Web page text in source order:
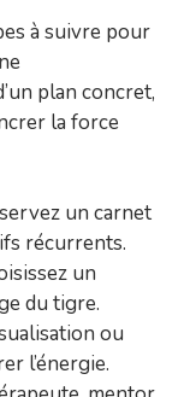
à suivre pour
plan concret,
la force
un carnet
récurrents.
un
du tigre.
ou
l’énergie.